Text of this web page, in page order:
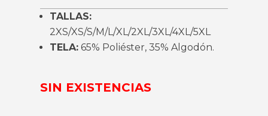
TALLAS:
2XS/XS/S/M/L/XL/2XL/3XL/4XL/5XL
TELA: 65% Poliéster, 35% Algodón.
SIN EXISTENCIAS